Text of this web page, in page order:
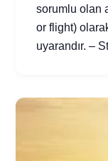
sorumlu olan
or flight)
uyarandır. –